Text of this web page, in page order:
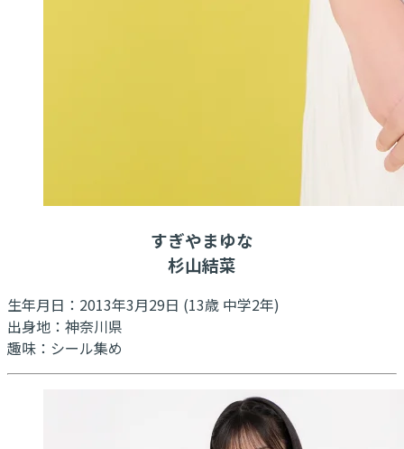
すぎやまゆな
杉山結菜
生年月日：2013年3月29日 (13歳 中学2年)
出身地：神奈川県
趣味：シール集め